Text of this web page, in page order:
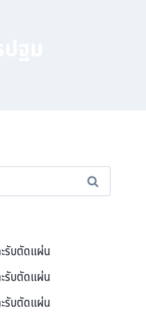
รับตัดแผ่น
รับตัดแผ่น
รับตัดแผ่น